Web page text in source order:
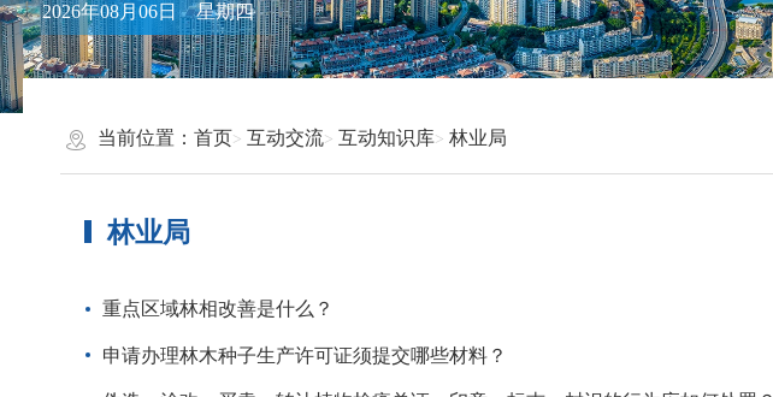
2026年08月06日 星期四
当前位置： 首页 互动交流 互动知识库 林业局
林业局
重点区域林相改善是什么？
申请办理林木种子生产许可证须提交哪些材料？